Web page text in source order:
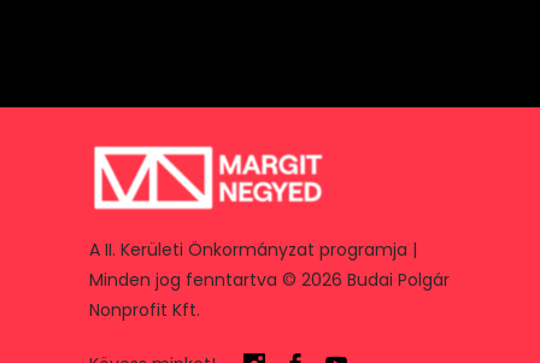
A II. Kerületi Önkormányzat programja |
Minden jog fenntartva © 2026 Budai Polgár
Nonprofit Kft.